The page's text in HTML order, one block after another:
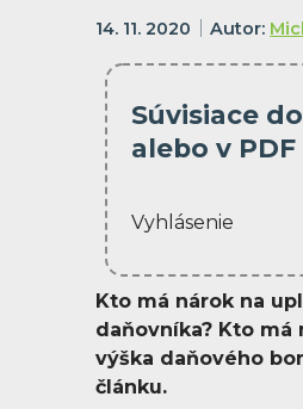
14. 11. 2020
Súvisiace
alebo v PDF
Vyhlásenie
Kto má nárok na
daňovníka? Kto má
výška daňového
článku.